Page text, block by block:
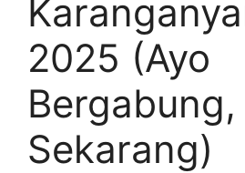
2025 (Ayo
Sekarang)